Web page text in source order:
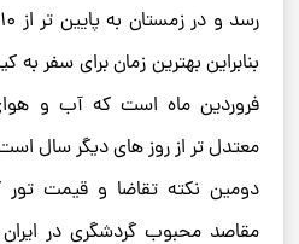
بنابراین بهترین زمان برای سفر به
فروردین ماه است که آب و
معتدل ‌تر از روز های دیگر سال
دومین نکته تقاضا و قیمت
مقاصد محبوب گردشگری در